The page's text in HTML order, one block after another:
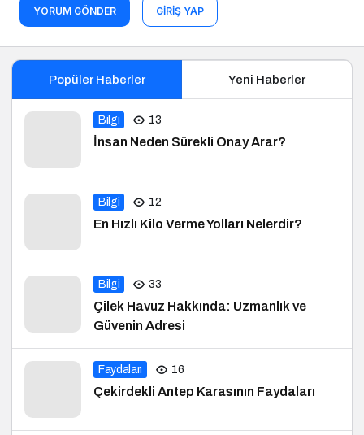
YORUM GÖNDER GIRIŞ YAP
Popüler Haberler Yeni Haberler
Bilgi 13
İnsan Neden Sürekli Onay Arar?
Bilgi 12
En Hızlı Kilo Verme Yolları Nelerdir?
Bilgi 33
Çilek Havuz Hakkında: Uzmanlık ve
Güvenin Adresi
Faydaları 16
Çekirdekli Antep Karasının Faydaları